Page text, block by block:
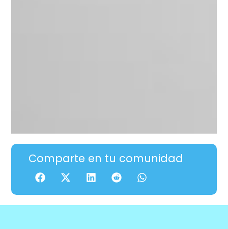
Comparte en tu comunidad